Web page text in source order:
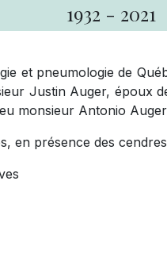
1932 - 2021
et pneumologie de
Justin Auger, époux
monsieur Antonio
en présence des